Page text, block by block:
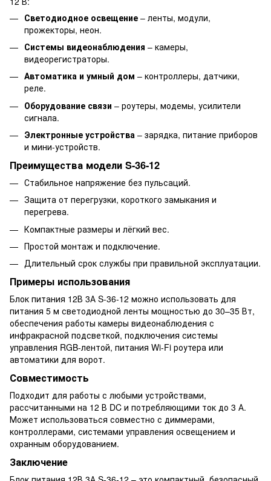
Светодиодное освещение – ленты, модули,
прожекторы, неон.
Системы видеонаблюдения – камеры,
видеорегистраторы.
Автоматика и умный дом – контроллеры, датчики,
реле.
Оборудование связи – роутеры, модемы, усилители
сигнала.
Электронные устройства – зарядка, питание приборов
и мини-устройств.
Преимущества модели S-36-12
Стабильное напряжение без пульсаций.
Защита от перегрузки, короткого замыкания и
перегрева.
Компактные размеры и лёгкий вес.
Простой монтаж и подключение.
Длительный срок службы при правильной эксплуатации.
Примеры использования
Блок питания 12В 3А S-36-12 можно использовать для
питания 5 м светодиодной ленты мощностью до 30–35 Вт,
обеспечения работы камеры видеонаблюдения с
инфракрасной подсветкой, подключения системы
управления RGB-лентой, питания Wi-Fi роутера или
автоматики для ворот.
Совместимость
Подходит для работы с любыми устройствами,
рассчитанными на 12 В DC и потребляющими ток до 3 А.
Может использоваться совместно с диммерами,
контроллерами, системами управления освещением и
охранным оборудованием.
Заключение